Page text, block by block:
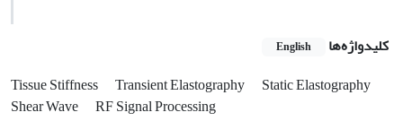
کلیدواژه‌ها English
Tissue Stiffness Transient Elastography
Static Elastography
Shear Wave
RF Signal Processing